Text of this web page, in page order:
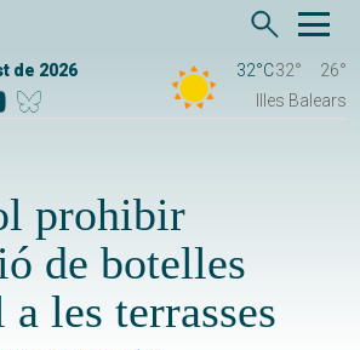
de 2026 32°C32°
26°
Illes Balears
prohibir
de botelles
a les terrasses